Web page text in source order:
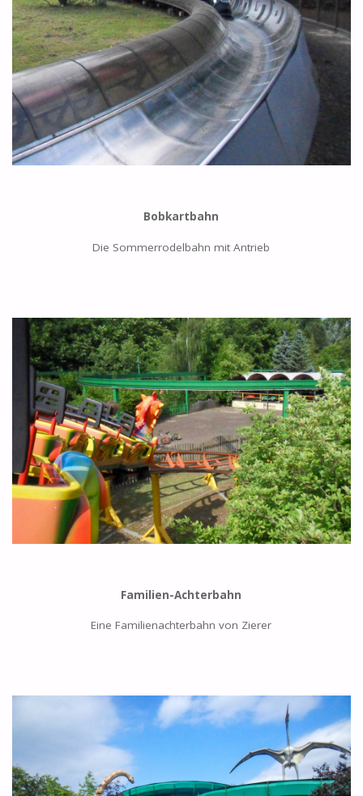
Bobkartbahn
Die Sommerrodelbahn mit Antrieb
Familien-Achterbahn
Eine Familienachterbahn von Zierer